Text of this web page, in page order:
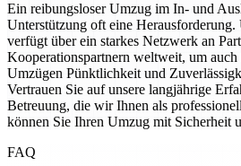
Ein reibungsloser Umzug im In- und
Unterstützung oft eine Herausforderung.
verfügt über ein starkes Netzwerk an
Kooperationspartnern weltweit, um auch
Umzügen Pünktlichkeit und
Vertrauen Sie auf unsere langjährige
Betreuung, die wir Ihnen als
können Sie Ihren Umzug mit Sicherheit
FAQ